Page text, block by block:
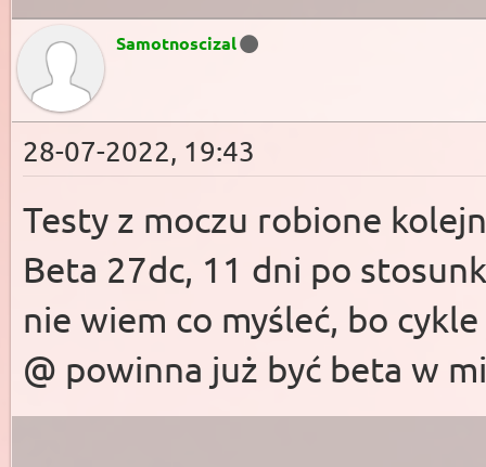
Samotnoscizal
28-07-2022, 19:43
Testy z moczu robione
Beta 27dc, 11 dni po
nie wiem co myśleć, bo
@ powinna już być beta w